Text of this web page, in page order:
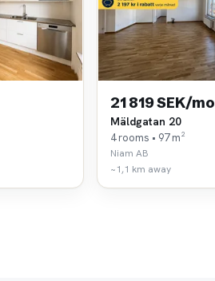
21 819 SEK/mo
Mäldgatan 20
4 rooms • 97 m²
Niam AB
~1,1 km away